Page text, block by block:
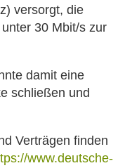
versorgt, die
30 Mbit/s zur
damit eine
schließen und
Verträgen finden
www.deutsche-